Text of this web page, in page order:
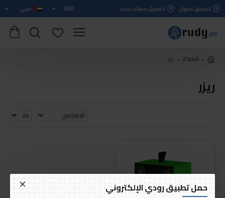
حمل تطبيق رودي الإلكتروني
تسجيل دخول تسجيل حساب جديد AED عربي
الشركة ريزر
ريزر